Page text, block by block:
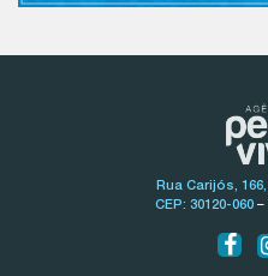
Rua Carijós,
CEP: 30120-060 –